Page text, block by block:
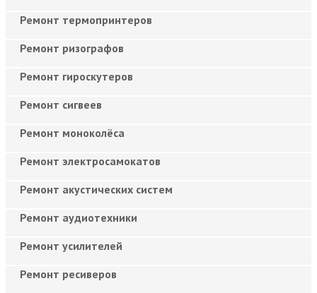
Ремонт термопринтеров
Ремонт ризографов
Ремонт гироскутеров
Ремонт сигвеев
Ремонт моноколёса
Ремонт электросамокатов
Ремонт акустических систем
Ремонт аудиотехники
Ремонт усилителей
Ремонт ресиверов